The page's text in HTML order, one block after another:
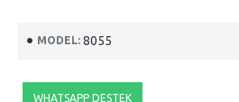
MODEL: 8055
WHATSAPP DESTEK